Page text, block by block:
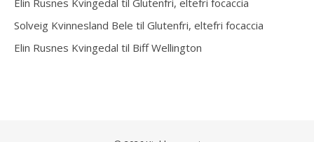
Solveig Kvinnesland Bele til Glutenfri, eltefri focaccia
Elin Rusnes Kvingedal til Biff Wellington